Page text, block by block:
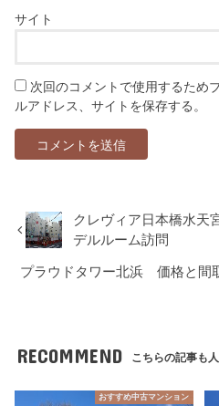
サイト
次回のコメントで使用するため
ルアドレス、サイトを保存する。
クレヴィア日本橋水
デルルーム訪問
プラウドタワー北浜 価格と間
RECOMMEND こちらの記事も人
おすすめ中古マンション